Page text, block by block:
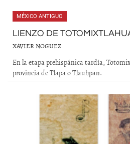
MÉXICO ANTIGUO
LIENZO DE
XAVIER NOGUEZ
En la etapa prehispánica tardía,
provincia de Tlapa o Tlauhpan.